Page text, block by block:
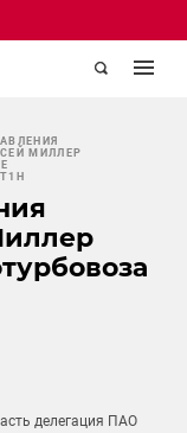
МИЛЛЕР
делегация ПАО